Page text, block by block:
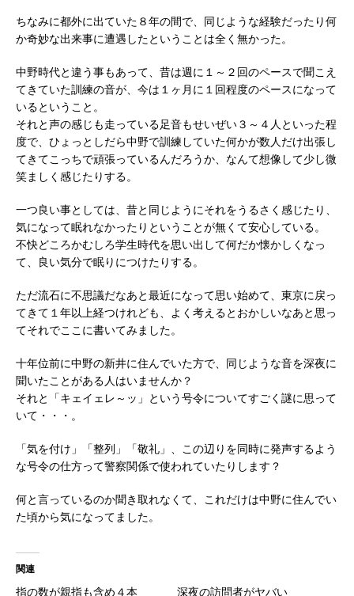
ちなみに都外に出ていた８年の間で、同じような経験だったり何
か奇妙な出来事に遭遇したということは全く無かった。
中野時代と違う事もあって、昔は週に１～２回のペースで聞こえ
てきていた訓練の音が、今は１ヶ月に１回程度のペースになって
いるということ。
それと声の感じも走っている足音もせいぜい３～４人といった程
度で、ひょっとしだら中野で訓練していた何かが数人だけ出張し
てきてこっちで頑張っているんだろうか、なんて想像して少し微
笑ましく感じたりする。
一つ良い事としては、昔と同じようにそれをうるさく感じたり、
気になって眠れなかったりということが無くて安心している。
不快どころかむしろ学生時代を思い出して何だか懐かしくなっ
て、良い気分で眠りにつけたりする。
ただ流石に不思議だなあと最近になって思い始めて、東京に戻っ
てきて１年以上経つけれども、よく考えるとおかしいなあと思っ
てそれでここに書いてみました。
十年位前に中野の新井に住んでいた方で、同じような音を深夜に
聞いたことがある人はいませんか？
それと「キェイェレ～ッ」という号令についてすごく謎に思って
いて・・・。
「気を付け」「整列」「敬礼」、この辺りを同時に発声するよう
な号令の仕方って警察関係で使われていたりします？
何と言っているのか聞き取れなくて、これだけは中野に住んでい
た頃から気になってました。
関連
指の数が親指も含め４本 深夜の訪問者がヤバい